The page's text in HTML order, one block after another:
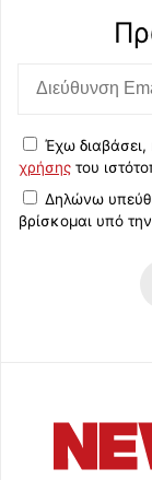
Έχω
χρήσης του
Δηλώνω
βρίσκομαι υπό